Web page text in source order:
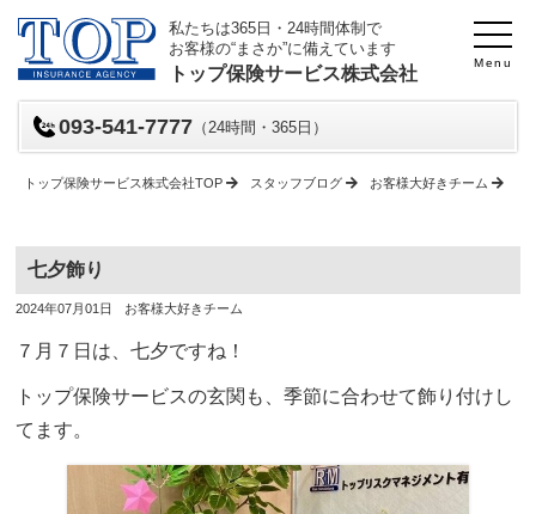
Menu
私たちは365日・24時間体制で
お客様の“まさか”に備えています
トップ保険サービス株式会社
093-541-7777 （24時間・365日）
トップ保険サービス株式会社TOP スタッフブログ お客様大好きチーム
七夕飾り
投
2024年07月01日
投
お客様大好きチーム
７月７日は、七夕ですね！
トップ保険サービスの玄関も、季節に合わせて飾り付けし
てます。